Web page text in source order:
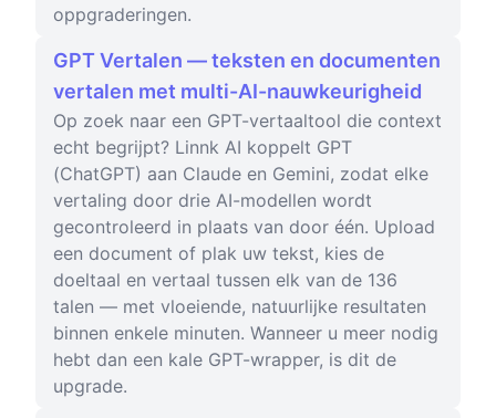
oppgraderingen.
GPT Vertalen — teksten en documenten
vertalen met multi-AI-nauwkeurigheid
Op zoek naar een GPT-vertaaltool die context
echt begrijpt? Linnk AI koppelt GPT
(ChatGPT) aan Claude en Gemini, zodat elke
vertaling door drie AI-modellen wordt
gecontroleerd in plaats van door één. Upload
een document of plak uw tekst, kies de
doeltaal en vertaal tussen elk van de 136
talen — met vloeiende, natuurlijke resultaten
binnen enkele minuten. Wanneer u meer nodig
hebt dan een kale GPT-wrapper, is dit de
upgrade.